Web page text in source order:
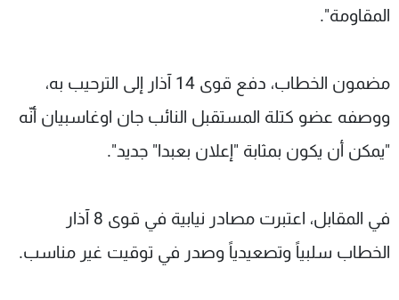
المقاومة".
مضمون الخطاب، دفع قوى 14 آذار إلى الترحيب به،
ووصفه عضو كتلة المستقبل النائب جان اوغاسبيان أنّه
"يمكن أن يكون بمثابة "إعلان بعبدا" جديد".
في المقابل، اعتبرت مصادر نيابية في قوى 8 آذار
الخطاب سلبياً وتصعيدياً وصدر في توقيت غير مناسب.